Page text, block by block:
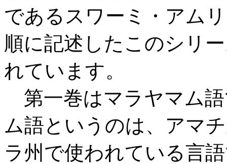
であるスワーミ・アム
順に記述したこのシリ
れています。
第一巻はマラヤマム
ム語というのは、アマ
ラ州で使われている言